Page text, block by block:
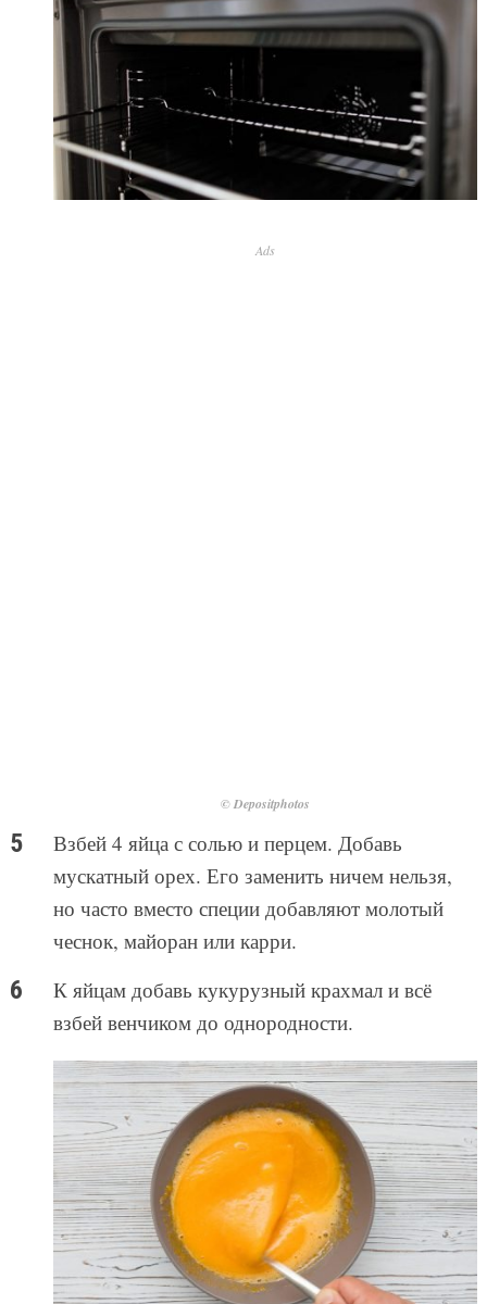
Ads
© Depositphotos
Взбей 4 яйца с солью и перцем. Добавь
мускатный орех. Его заменить ничем нельзя,
но часто вместо специи добавляют молотый
чеснок, майоран или карри.
К яйцам добавь кукурузный крахмал и всё
взбей венчиком до однородности.